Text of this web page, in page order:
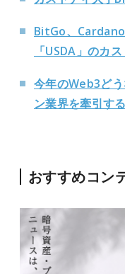
BitGo、
「USDA」のカ
今年のWeb3ど
ン業界を牽引す
おすすめコン